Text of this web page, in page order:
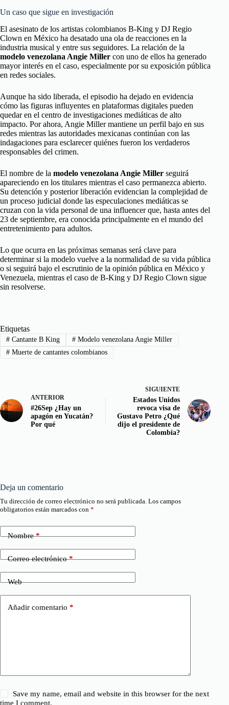
Un caso que sigue en investigación
El asesinato de los artistas colombianos B-King y DJ Regio
Clown en México ha desatado una ola de reacciones en la
industria musical y entre sus seguidores. La relación de la
modelo venezolana Angie Miller con uno de ellos ha generado
mayor interés en el caso, especialmente por su exposición pública
en redes sociales.
Aunque ha sido liberada, el episodio ha dejado en evidencia
cómo las figuras influyentes en plataformas digitales pueden
quedar en el centro de investigaciones mediáticas de alto
impacto. Por ahora, Angie Miller mantiene un perfil bajo en sus
redes mientras las autoridades mexicanas continúan con las
indagaciones para esclarecer quiénes fueron los verdaderos
responsables del crimen.
El nombre de la modelo venezolana Angie Miller seguirá
apareciendo en los titulares mientras el caso permanezca abierto.
Su detención y posterior liberación evidencian la complejidad de
un proceso judicial donde las especulaciones mediáticas se
cruzan con la vida personal de una influencer que, hasta antes del
23 de septiembre, era conocida principalmente en el mundo del
entretenimiento para adultos.
Lo que ocurra en las próximas semanas será clave para
determinar si la modelo vuelve a la normalidad de su vida pública
o si seguirá bajo el escrutinio de la opinión pública en México y
Venezuela, mientras el caso de B-King y DJ Regio Clown sigue
sin resolverse.
Etiquetas
#Cantante B King #Modelo venezolana Angie Miller
#Muerte de cantantes colombianos
ANTERIOR
#26Sep ¿Hay un
apagón en Yucatán?
Por qué
SIGUIENTE
Estados Unidos
revoca visa de
Gustavo Petro ¿Qué
dijo el presidente de
Colombia?
Deja un comentario
Tu dirección de correo electrónico no será publicada. Los campos
obligatorios están marcados con *
Nombre*
Correo electrónico*
Web
Añadir comentario *
Save my name, email and website in this browser for the next
time I comment.